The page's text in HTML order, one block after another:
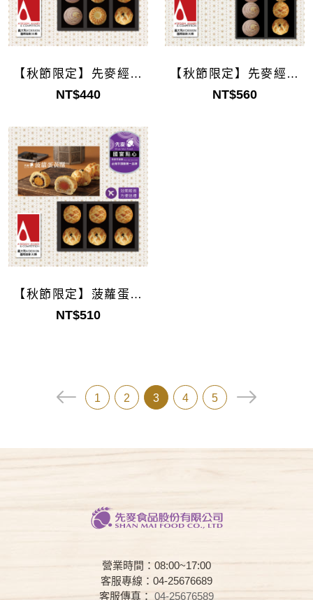
【秋節限定】先麥經典
禮盒6入(企業採購)
NT$440
【秋節限定】先麥經典
禮盒8入(企業採購)
NT$560
【秋節限定】菠蘿蛋黃
酥禮盒6入(企業採購)
NT$510
1 2 3 4 5
營業時間：08:00~17:00
客服專線：04-25676689
客服傳真： 04-25676589